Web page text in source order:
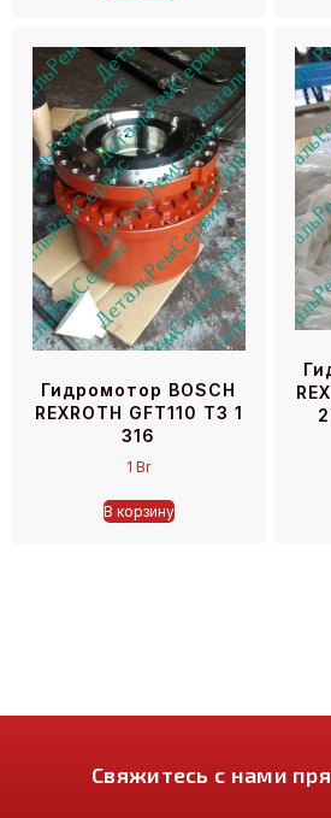
Гидромотор BOSCH
REXROTH GFT110 T3 1
316
1Br
В корзину
Свяжитесь с нами